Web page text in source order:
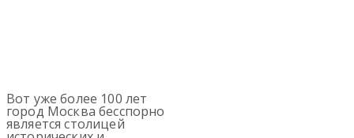
Вот уже более 100 лет
город Москва бесспорно
является столицей